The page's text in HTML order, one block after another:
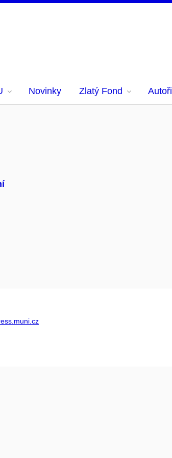
Novinky Zlatý Fond Autoři